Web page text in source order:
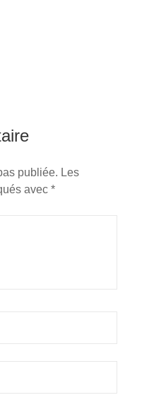
publiée. Les
avec *